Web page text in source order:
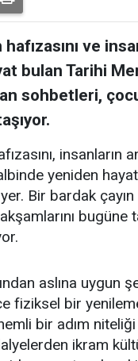
ve
bulan Tarihi
sohbetleri,
insanların
yeniden
Bir bardak
aslına uygun
fiziksel bir
bir adım
ikram